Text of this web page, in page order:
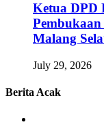
Ketua DPD
Malang
July 29, 2026
Berita Acak